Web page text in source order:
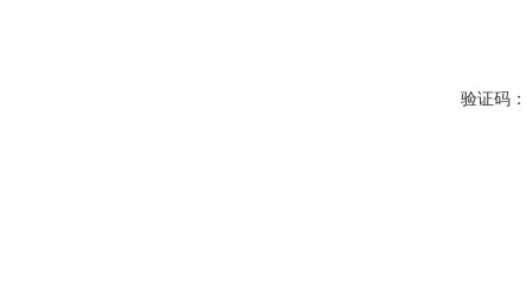
验证码：